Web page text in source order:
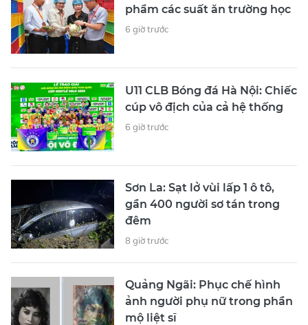
phẩm các suất ăn trường học
6 giờ trước
U11 CLB Bóng đá Hà Nội: Chiếc
cúp vô địch của cả hệ thống
6 giờ trước
Sơn La: Sạt lở vùi lấp 1 ô tô,
gần 400 người sơ tán trong
đêm
8 giờ trước
Quảng Ngãi: Phục chế hình
ảnh người phụ nữ trong phần
mộ liệt sĩ